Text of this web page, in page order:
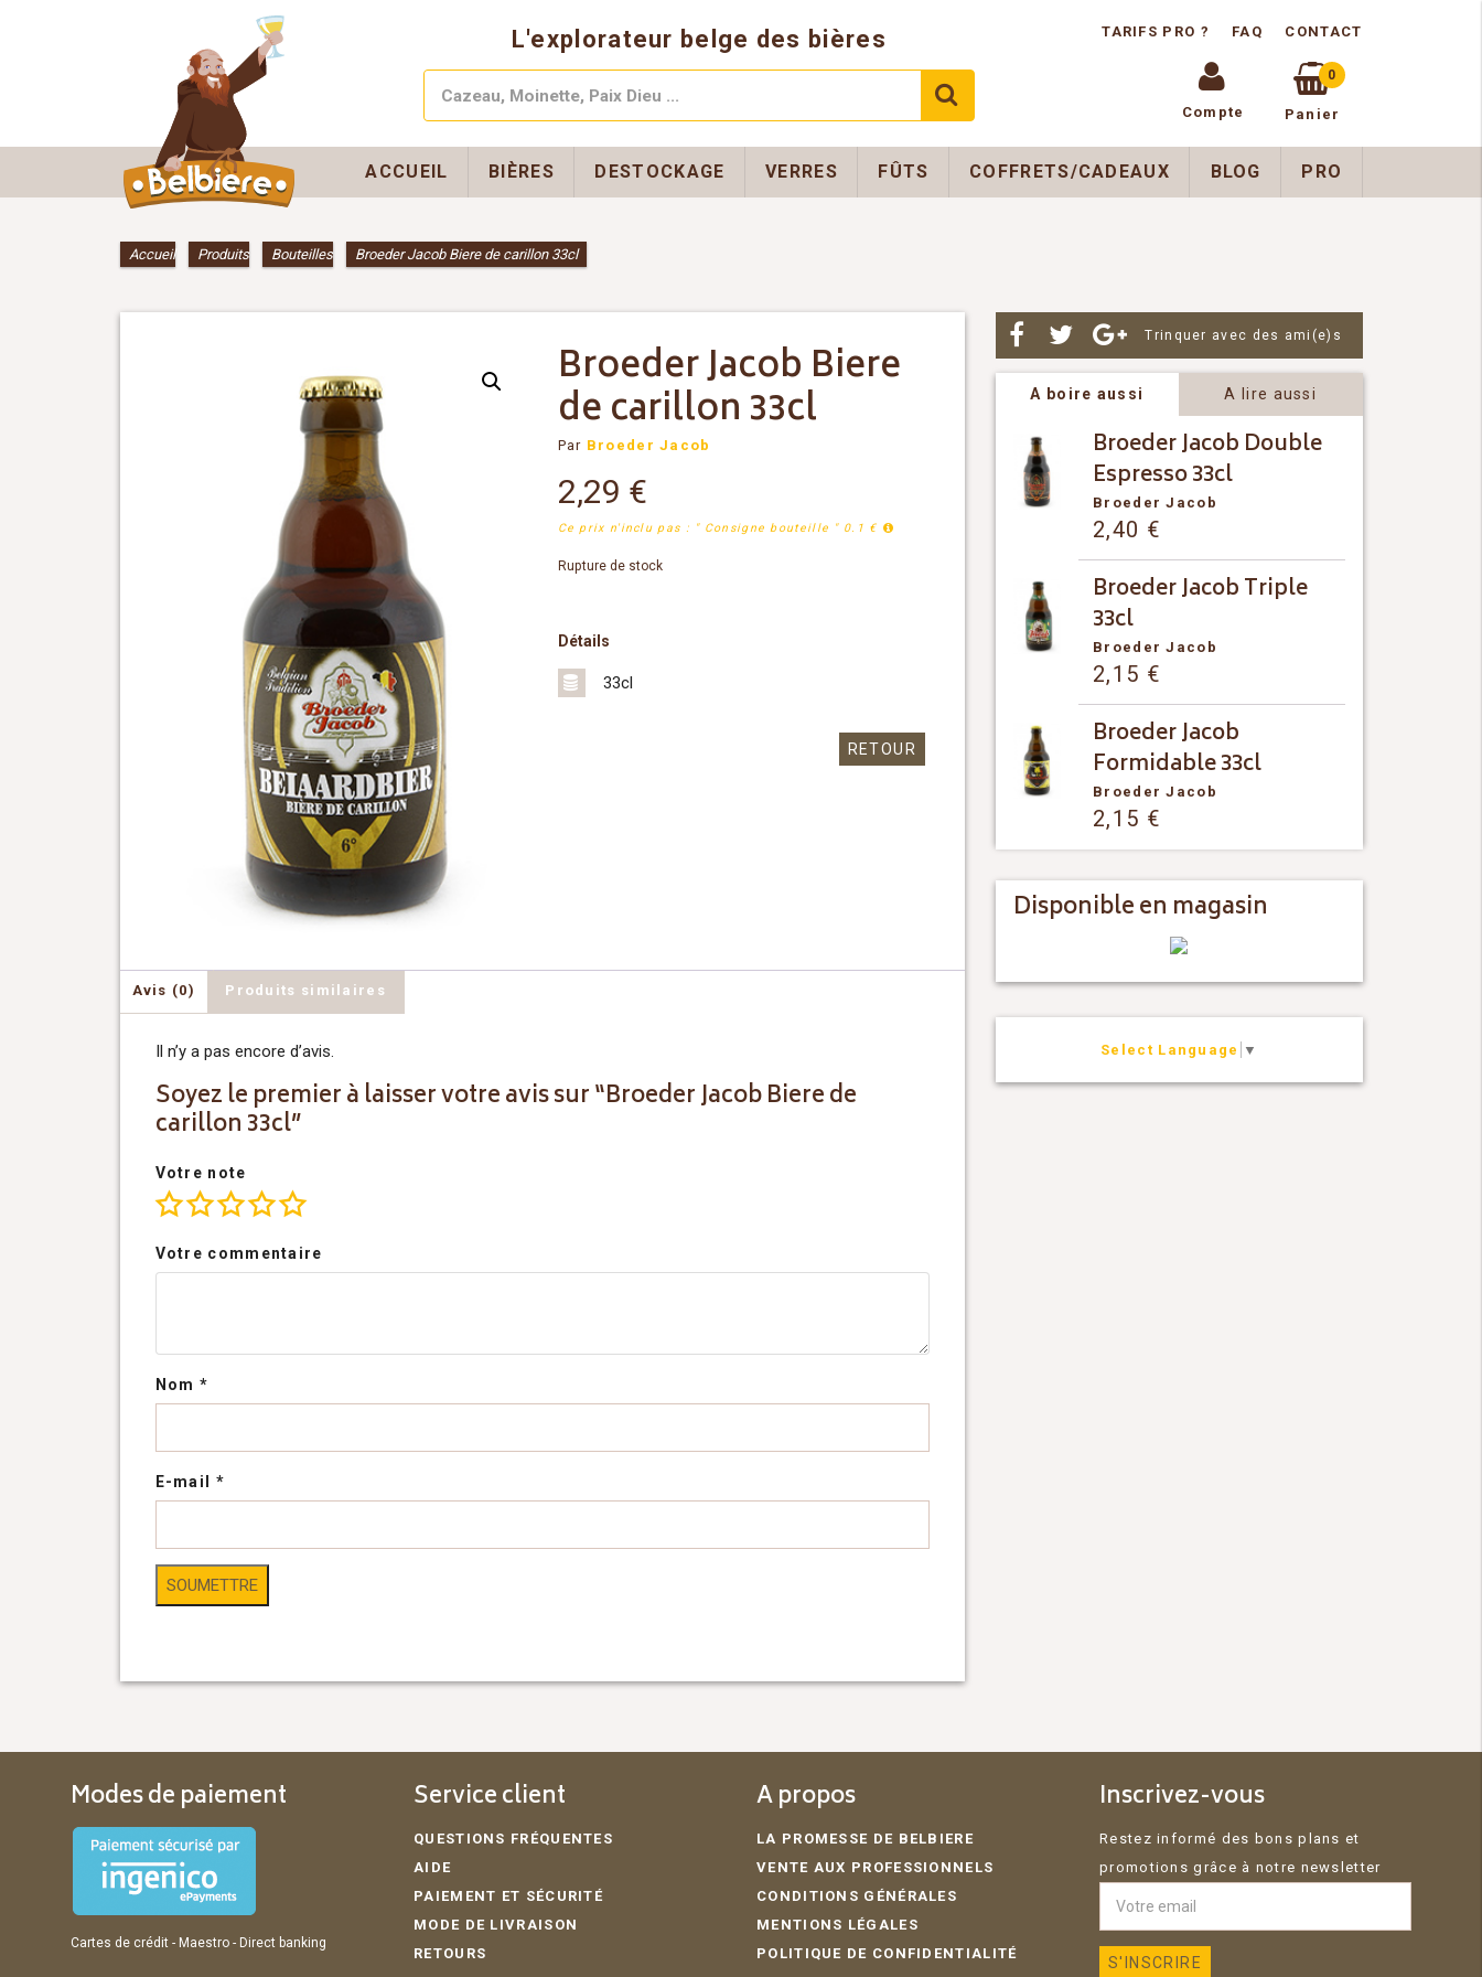
L'explorateur belge des bières TARIFS PRO ? FAQ CONTACT
Compte
0
Panier
ACCUEIL BIÈRES DESTOCKAGE VERRES FÛTS COFFRETS/CADEAUX BLOG PRO
Accueil» Produits» Bouteilles» Broeder Jacob Biere de carillon 33cl
Broeder Jacob Biere
de carillon 33cl
Par Broeder Jacob
2,29 €
Ce prix n'inclu pas : " Consigne bouteille " 0.1 €
Rupture de stock
Détails
33cl
RETOUR
Avis (0) Produits similaires
Il n’y a pas encore d’avis.
Soyez le premier à laisser votre avis sur “Broeder Jacob Biere de
carillon 33cl”
Votre note
Votre commentaire
Nom *
E-mail *
Trinquer avec des ami(e)s
A boire aussi A lire aussi
Broeder Jacob Double
Espresso 33cl
Broeder Jacob
2,40 €
Broeder Jacob Triple
33cl
Broeder Jacob
2,15 €
Broeder Jacob
Formidable 33cl
Broeder Jacob
2,15 €
Disponible en magasin
Select Language ▼
Modes de paiement
Cartes de crédit - Maestro - Direct banking
Service client
QUESTIONS FRÉQUENTES
AIDE
PAIEMENT ET SÉCURITÉ
MODE DE LIVRAISON
RETOURS
A propos
LA PROMESSE DE BELBIERE
VENTE AUX PROFESSIONNELS
CONDITIONS GÉNÉRALES
MENTIONS LÉGALES
POLITIQUE DE CONFIDENTIALITÉ
Inscrivez-vous
Restez informé des bons plans et
promotions grâce à notre newsletter